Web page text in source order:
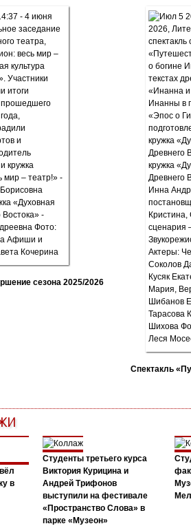
сезона 2025/2026
Спектакль
в
Студенты третьего курса
Виктория Курицина и
Андрей Трифонов
выступили на фестивале
«Пространство Слова» в
парке «Музеон»